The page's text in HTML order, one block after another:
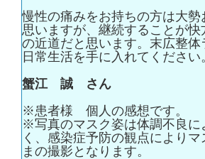
慢性の痛みをお持ちの方は大勢
思いますが、継続することが快
の近道だと思います。末広整体
日常生活を手に入れてください
蟹江 誠 さん
※患者様 個人の感想です。
※写真のマスク姿は体調不良に
く、感染症予防の観点によりマ
まの撮影となります。